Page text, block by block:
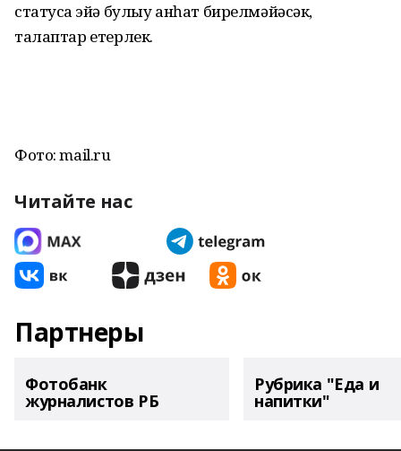
статусҡа эйә булыу анһат бирелмәйәсәк,
талаптар етерлек.
Фото: mail.ru
Читайте нас
Партнеры
Фотобанк
журналистов РБ
Рубрика "Еда и
напитки"